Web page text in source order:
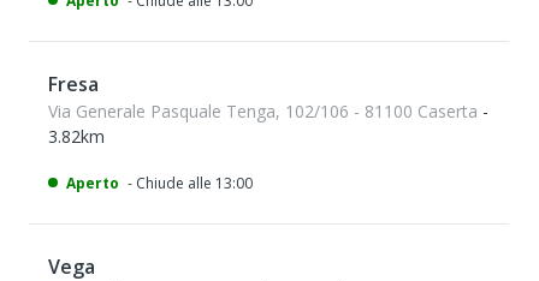
Fresa
Via Generale Pasquale Tenga, 102/106 - 81100 Caserta -
3.82km
Aperto - Chiude alle 13:00
Vega